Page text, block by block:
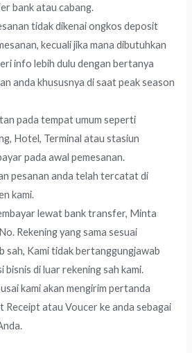
bank atau cabang.
tidak dikenai ongkos deposit
kecuali jika mana dibutuhkan
info lebih dulu dengan bertanya
anda khususnya di saat peak season
pada tempat umum seperti
Hotel, Terminal atau stasiun
pada awal pemesanan.
pesanan anda telah tercatat di
kami.
lewat bank transfer, Minta
Rekening yang sama sesuai
sah, Kami tidak bertanggungjawab
bisnis di luar rekening sah kami.
kami akan mengirim pertanda
Receipt atau Voucer ke anda sebagai